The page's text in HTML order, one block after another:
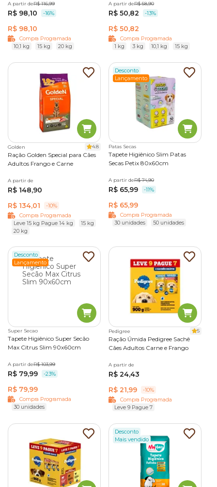
A partir deR$ 116,99
R$ 98,10 -16%
R$ 98,10
Compra Programada
10,1 kg
15 kg 20 kg
A partir deR$ 58,90
R$ 50,82 -13%
R$ 50,82
Compra Programada
1 kg
3 kg 10,1 kg 15 kg
Golden 4.8
Ração Golden Special para Cães
Adultos Frango e Carne
A partir de
R$ 148,90
R$ 134,01
-10%
Compra Programada
Leve 15 kg Pague 14 kg
15 kg
20 kg
Desconto
Lançamento
Patas Secas
Tapete Higiênico Slim Patas
Secas Petix 80x60cm
A partir deR$ 74,90
R$ 65,99 -11%
R$ 65,99
Compra Programada
30 unidades
50 unidades
Desconto
Lançamento
Super Secao
Tapete Higiênico Super Secão
Max Citrus Slim 90x60cm
A partir deR$ 103,99
R$ 79,99 -23%
R$ 79,99
Compra Programada
30 unidades
Pedigree 5
Ração Úmida Pedigree Sachê
Cães Adultos Carne e Frango
A partir de
R$ 24,43
R$ 21,99
-10%
Compra Programada
Leve 9 Pague 7
Desconto
Mais vendido